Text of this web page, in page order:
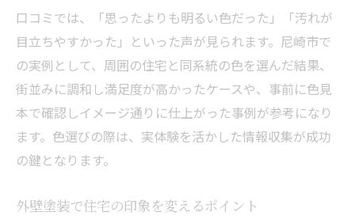
口コミでは、「思ったよりも明るい色だった」「汚れが
目立ちやすかった」といった声が見られます。尼崎市で
の実例として、周囲の住宅と同系統の色を選んだ結果、
街並みに調和し満足度が高かったケースや、事前に色見
本で確認しイメージ通りに仕上がった事例が参考になり
ます。色選びの際は、実体験を活かした情報収集が成功
の鍵となります。
外壁塗装で住宅の印象を変えるポイント